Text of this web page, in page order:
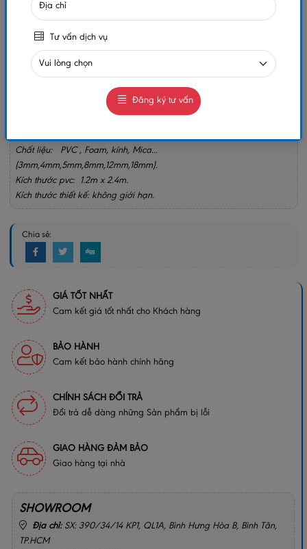
0984032156
Chất liệu: PVC , Foam, kính, Mica...
(3mm,4mm,5mm,8mm,12mm,18mm).
Kích thước pvc: 1.2m x 2.4m.
Kích thước thiết kế: không giới hạn.
Chia sẻ:
GIÁ TỐT NHẤT
Cam kết giá tốt nhất cho Khách hàng
BẢO HÀNH
Cam kết bảo hành chính hãng
CHÍNH SÁCH ĐỔI TRẢ
Đổi trả dễ dàng những Sản phẩm bị lỗi
GIAO HÀNG ĐẢM BẢO
Giao hàng tại nhà
SHOWROOM
Địa chỉ: SX: 390/34/14 KP1, QL1A, Bình Hưng Hòa B, Bình Tân,
TP.HCM
Tư vấn dịch vụ
Đăng ký tư vấn